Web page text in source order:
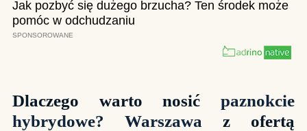
Dlaczego warto nosić paznokcie
hybrydowe? Warszawa z ofertą